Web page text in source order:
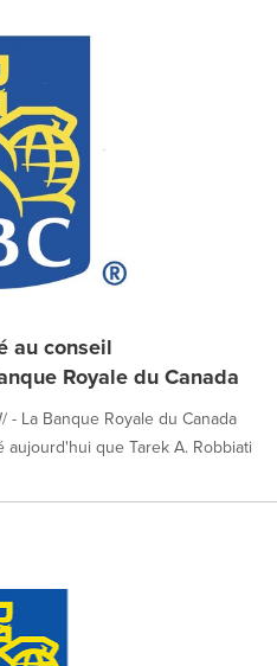
au conseil
Royale du Canada
- La Banque Royale du Canada
aujourd'hui que Tarek A. Robbiati